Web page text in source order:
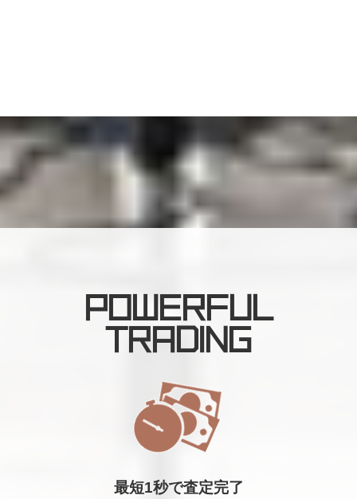
POWERFUL
TRADING
最短1秒で査定完了